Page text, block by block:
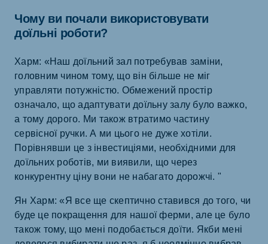
Чому ви почали використовувати
доїльні роботи?
Харм: «Наш доїльний зал потребував заміни,
головним чином тому, що він більше не міг
управляти потужністю. Обмежений простір
означало, що адаптувати доїльну залу було важко,
а тому дорого. Ми також втратимо частину
сервісної ручки. А ми цього не дуже хотіли.
Порівнявши це з інвестиціями, необхідними для
доїльних роботів, ми виявили, що через
конкурентну ціну вони не набагато дорожчі. "
Ян Харм: «Я все ще скептично ставився до того, чи
буде це покращення для нашої ферми, але це було
також тому, що мені подобається доїти. Якби мені